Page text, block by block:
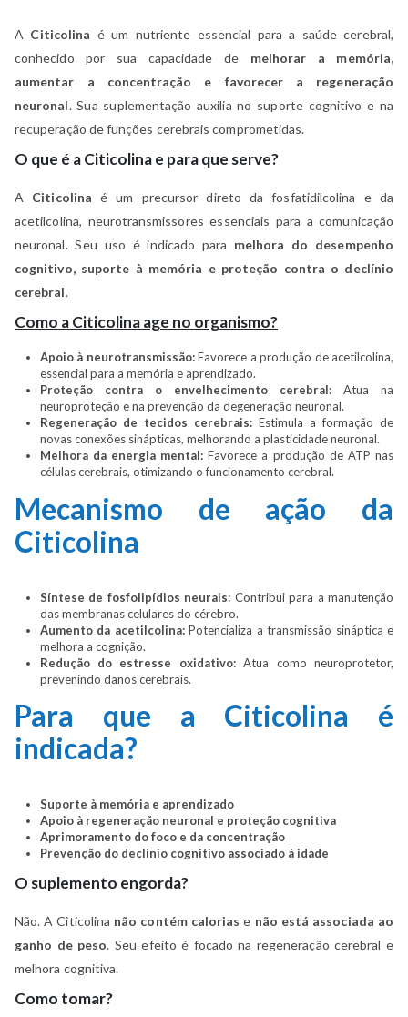
A Citicolina é um nutriente essencial para a saúde cerebral,
conhecido por sua capacidade de melhorar a memória,
aumentar a concentração e favorecer a regeneração
neuronal. Sua suplementação auxilia no suporte cognitivo e na
recuperação de funções cerebrais comprometidas.
O que é a Citicolina e para que serve?
A Citicolina é um precursor direto da fosfatidilcolina e da
acetilcolina, neurotransmissores essenciais para a comunicação
neuronal. Seu uso é indicado para melhora do desempenho
cognitivo, suporte à memória e proteção contra o declínio
cerebral.
Como a Citicolina age no organismo?
Apoio à neurotransmissão:Favorece a produção de acetilcolina,
essencial para a memória e aprendizado.
Proteção contra o envelhecimento cerebral:Atua na
neuroproteção e na prevenção da degeneração neuronal.
Regeneração de tecidos cerebrais:Estimula a formação de
novas conexões sinápticas, melhorando a plasticidade neuronal.
Melhora da energia mental: Favorece a produção de ATP nas
células cerebrais, otimizando o funcionamento cerebral.
Mecanismo de ação da
Citicolina
Síntese de fosfolipídios neurais: Contribui para a manutenção
das membranas celulares do cérebro.
Aumento da acetilcolina:Potencializa a transmissão sináptica e
melhora a cognição.
Redução do estresse oxidativo:Atua como neuroprotetor,
prevenindo danos cerebrais.
Para que a Citicolina é
indicada?
Suporte à memória e aprendizado
Apoio à regeneração neuronal e proteção cognitiva
Aprimoramento do foco e da concentração
Prevenção do declínio cognitivo associado à idade
O suplemento engorda?
Não. A Citicolina não contém calorias e não está associada ao
ganho de peso. Seu efeito é focado na regeneração cerebral e
melhora cognitiva.
Como tomar?